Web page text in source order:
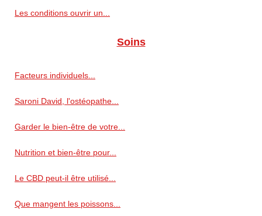
Les conditions ouvrir un...
Soins
Facteurs individuels...
Saroni David, l'ostéopathe...
Garder le bien-être de votre...
Nutrition et bien-être pour...
Le CBD peut-il être utilisé...
Que mangent les poissons...